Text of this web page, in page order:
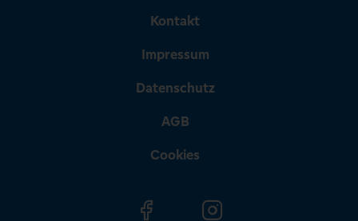
Kontakt
Impressum
Datenschutz
AGB
Cookies